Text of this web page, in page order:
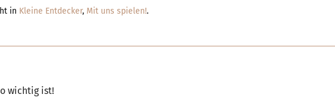
in Kleine Entdecker, Mit uns spielen!.
wichtig ist!